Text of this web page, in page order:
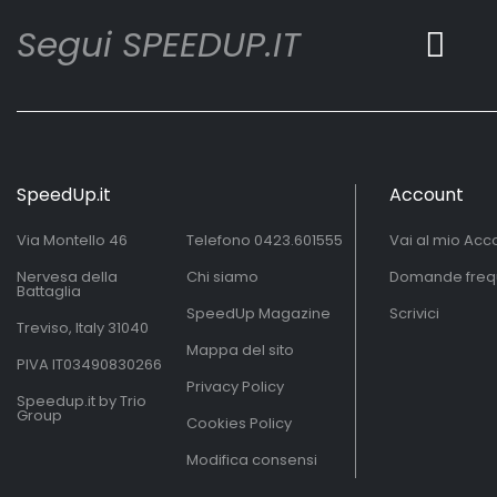
Segui SPEEDUP.IT
SpeedUp.it
Via Montello 46
Nervesa della
Battaglia
Treviso, Italy 31040
PIVA IT03490830266
Speedup.it by Trio
Group
Telefono 0423.601555
Chi siamo
SpeedUp Magazine
Mappa del sito
Privacy Policy
Cookies Policy
Modifica consensi
Account
Vai al mio
Domande
Scrivici